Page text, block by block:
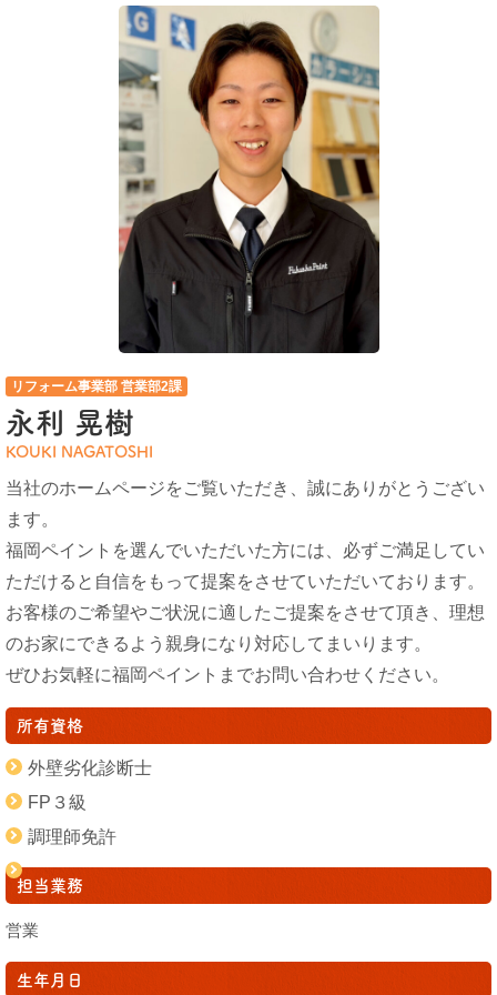
リフォーム事業部 営業部2課
永利 晃樹
KOUKI NAGATOSHI
当社のホームページをご覧いただき、誠にありがとうござい
ます。
福岡ペイントを選んでいただいた方には、必ずご満足してい
ただけると自信をもって提案をさせていただいております。
お客様のご希望やご状況に適したご提案をさせて頂き、理想
のお家にできるよう親身になり対応してまいります。
ぜひお気軽に福岡ペイントまでお問い合わせください。
所有資格
外壁劣化診断士
FP３級
調理師免許
担当業務
営業
生年月日